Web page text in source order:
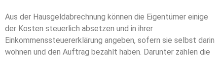
Aus der Hausgeldabrechnung können die Eigentümer einige
der Kosten steuerlich absetzen und in ihrer
Einkommenssteuererklärung angeben, sofern sie selbst darin
wohnen und den Auftrag bezahlt haben. Darunter zählen die